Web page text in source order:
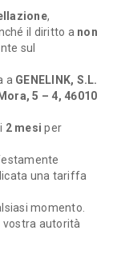
,
il diritto a non
sul
a GENELINK, S.L.
5 – 4, 46010
2 mesi per
una tariffa
momento.
vostra autorità